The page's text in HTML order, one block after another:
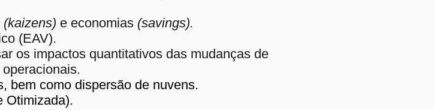
(kaizens) e economias (savings).
(EAV).
os impactos quantitativos das mudanças de
bem como dispersão de nuvens.
Otimizada).